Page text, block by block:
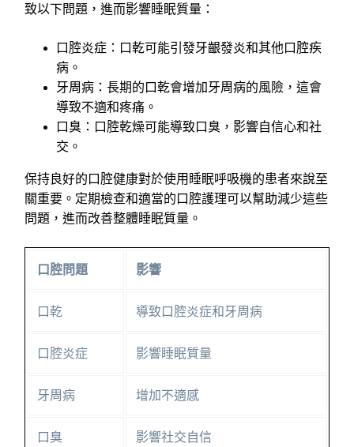
致以下問題，進而影響睡眠質量：
口腔炎症：口乾可能引發牙齦發炎和其他口腔疾
病。
牙周病：長期的口乾會增加牙周病的風險，這會
導致不適和疼痛。
口臭：口腔乾燥可能導致口臭，影響自信心和社
交。
保持良好的口腔健康對於使用睡眠呼吸機的患者來說至
關重要。定期檢查和適當的口腔護理可以幫助減少這些
問題，進而改善整體睡眠質量。
口腔問題 影響
口乾 導致口腔炎症和牙周病
口腔炎症 影響睡眠質量
牙周病 增加不適感
口臭 影響社交自信